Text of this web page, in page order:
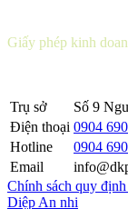
Giấy phép kinh
Trụ sở
Số 9
Điện thoại 0904
Hotline
0904
Email
Chính sách quy
Diệp An nhi